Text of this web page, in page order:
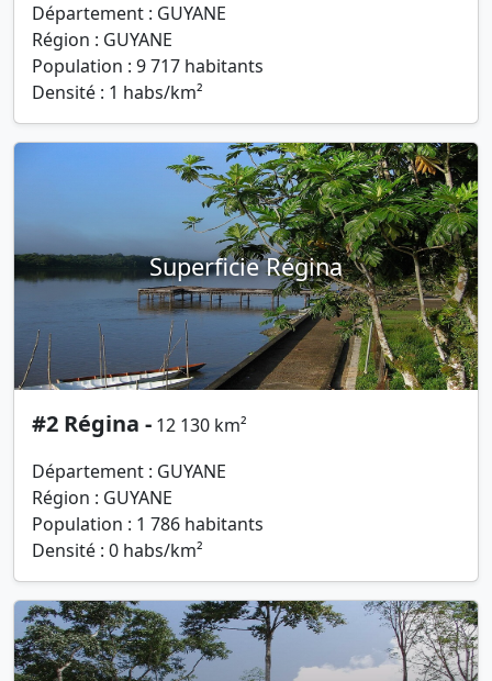
Département : GUYANE
Région : GUYANE
Population : 9 717 habitants
Densité : 1 habs/km²
Superficie Régina
#2 Régina - 12 130 km²
Département : GUYANE
Région : GUYANE
Population : 1 786 habitants
Densité : 0 habs/km²